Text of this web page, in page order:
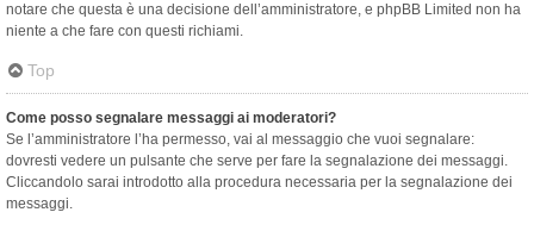
notare che questa è una decisione dell’amministratore, e phpBB Limited non ha
niente a che fare con questi richiami.
Top
Come posso segnalare messaggi ai moderatori?
Se l’amministratore l’ha permesso, vai al messaggio che vuoi segnalare:
dovresti vedere un pulsante che serve per fare la segnalazione dei messaggi.
Cliccandolo sarai introdotto alla procedura necessaria per la segnalazione dei
messaggi.